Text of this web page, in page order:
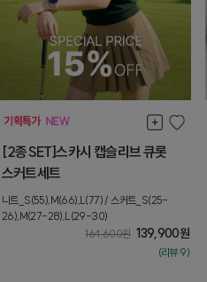
[2종SET]스카시 캡슬리브 큐롯
스커트세트
니트_S(55),M(66),L(77) / 스커트_S(25-
26),M(27-28),L(29-30)
164,600원 139,900원
(리뷰:9)